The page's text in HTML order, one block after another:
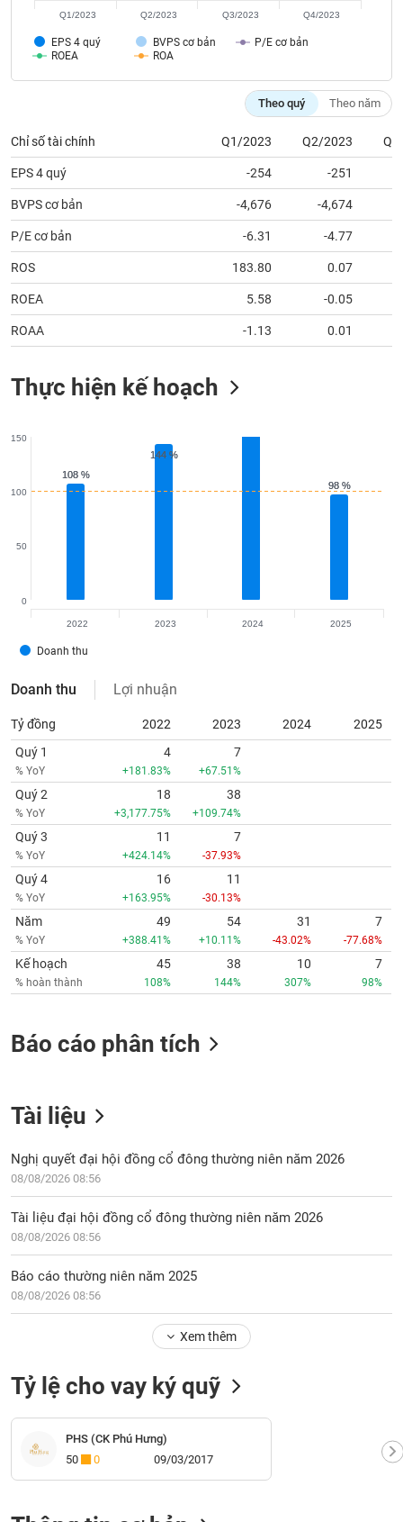
EPS 4 quý BVPS cơ bản
P/E cơ bản
ROEA
ROA
Q1/2023 Q2/2023 Q3/2023 Q4/2023
Theo quý Theo năm
Chỉ số tài chính Q1/2023 Q2/2023
EPS 4 quý -254 -251
BVPS cơ bản -4,676 -4,674
P/E cơ bản -6.31 -4.77
ROS 183.80 0.07
ROEA 5.58 -0.05
ROAA -1.13 0.01
Thực hiện kế hoạch
108 %
108 %
144 %
144 %
98 %
98 %
Doanh thu
0
50
100
150
2022 2023 2024 2025
Doanh thu Lợi nhuận
Tỷ đồng 2022 2023 2024
2025
Quý 1
% YoY
4
+181.83%
7
+67.51%
Quý 2
% YoY
18
+3,177.75%
38
+109.74%
Quý 3
% YoY
11
+424.14%
7
-37.93%
Quý 4
% YoY
16
+163.95%
11
-30.13%
Năm
% YoY
49
+388.41%
54
+10.11%
31
-43.02%
7
-77.68%
Kế hoạch
% hoàn thành
45
108%
38
144%
10
307%
7
98%
Báo cáo phân tích
Tài liệu
Nghị quyết đại hội đồng cổ đông thường niên năm 2026
08/08/2026 08:56
Tài liệu đại hội đồng cổ đông thường niên năm 2026
08/08/2026 08:56
Báo cáo thường niên năm 2025
08/08/2026 08:56
Xem thêm
Tỷ lệ cho vay ký quỹ
PHS (CK Phú Hưng)
50
0 09/03/2017